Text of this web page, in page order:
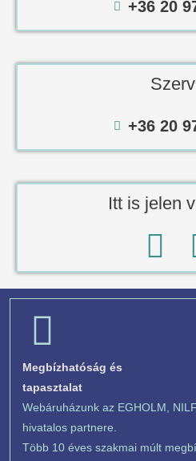
+36 20
+36 20
Itt is jelen
Megbízhatóság és
tapasztalat
Webáruházunk az EGHOLM,
hivatalos partnere.
Több 10 éves szakmai múlt